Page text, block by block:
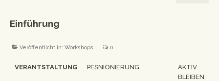
Einführung
Veröffentlicht in: Workshops 0
VERANTSTALTUNG PESNIONIERUNG
AKTIV
BLEIBEN